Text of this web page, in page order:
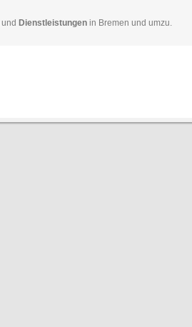
und Dienstleistungen in Bremen und umzu.